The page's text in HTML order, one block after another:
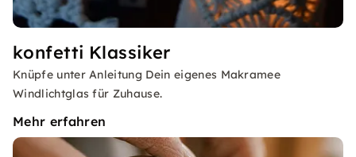
konfetti Klassiker
Knüpfe unter Anleitung Dein eigenes Makramee
Windlichtglas für Zuhause.
Mehr erfahren